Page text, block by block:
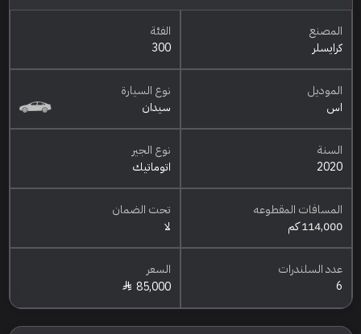
المصنع
كرايسلر
الفئة
300
الموديل
اس
نوع السيارة
سيدان
السنة
2020
نوع الجير
اتوماتيك
المسافات المقطوعه
114,000 كم
تحت الضمان
لا
عدد السلندرات
6
السعر
85,000